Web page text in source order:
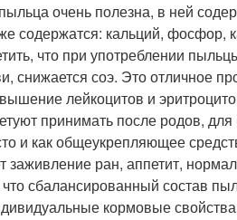
очень полезна, в ней
содержатся: кальций, фосфор,
что при употреблении
снижается соэ. Это отличное
лейкоцитов и
принимать после родов,
и как общеукрепляющее
заживление ран, аппетит,
сбалансированный состав
кормовые